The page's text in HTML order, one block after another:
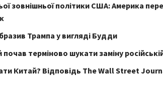
зовнішньої політики США: Америка
Трампа у вигляді Будди
терміново шукати заміну
Китай? Відповідь The Wall Street